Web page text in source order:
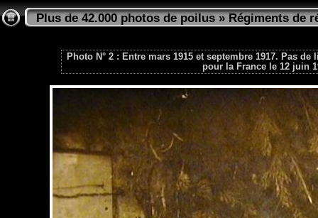
Plus de 42.000 photos de poilus»Régiments de
Photo N° 2 : Entre mars 1915 et septembre 1917. Pas
pour la France le 12 juin